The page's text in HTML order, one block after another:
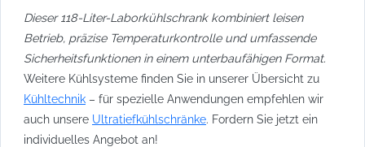
Dieser 118-Liter-Laborkühlschrank kombiniert leisen
Betrieb, präzise Temperaturkontrolle und umfassende
Sicherheitsfunktionen in einem unterbaufähigen Format.
Weitere Kühlsysteme finden Sie in unserer Übersicht zu
Kühltechnik – für spezielle Anwendungen empfehlen wir
auch unsere Ultratiefkühlschränke. Fordern Sie jetzt ein
individuelles Angebot an!